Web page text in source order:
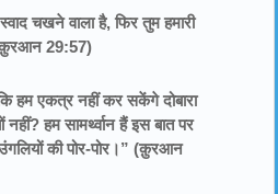
चखने वाला है, फिर तुम हमारी
29:57)
हम एकत्र नहीं कर सकेंगे दोबारा
हम सामर्थ्वान हैं इस बात पर
की पोर-पोर।” (क़ुरआन